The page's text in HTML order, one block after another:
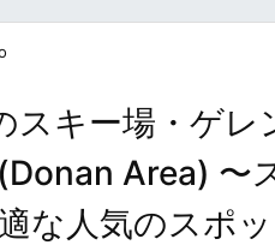
スキー場・ゲ
Area) 〜
な人気のスポ